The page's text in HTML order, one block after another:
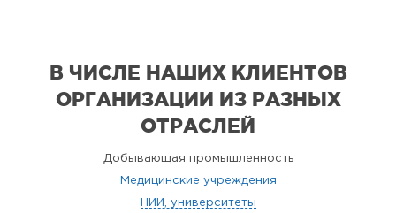
В ЧИСЛЕ НАШИХ КЛИЕНТОВ
ОРГАНИЗАЦИИ ИЗ РАЗНЫХ
ОТРАСЛЕЙ
Добывающая промышленность
Медицинские учреждения
НИИ, университеты